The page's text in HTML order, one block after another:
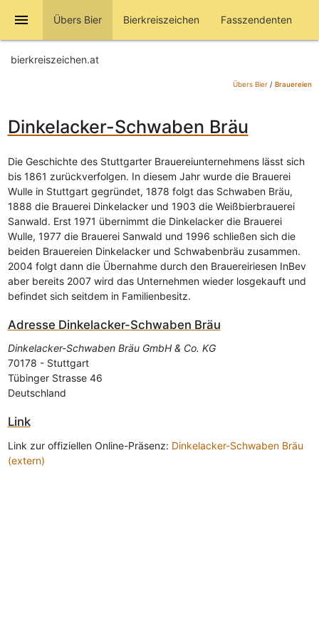
menu Übers Bier Bierkreiszeichen Fasszendenten
bierkreiszeichen.at
Übers Bier/ Brauereien
Dinkelacker-Schwaben Bräu
Die Geschichte des Stuttgarter Brauereiunternehmens lässt sich
bis 1861 zurückverfolgen. In diesem Jahr wurde die Brauerei
Wulle in Stuttgart gegründet, 1878 folgt das Schwaben Bräu,
1888 die Brauerei Dinkelacker und 1903 die Weißbierbrauerei
Sanwald. Erst 1971 übernimmt die Dinkelacker die Brauerei
Wulle, 1977 die Brauerei Sanwald und 1996 schließen sich die
beiden Brauereien Dinkelacker und Schwabenbräu zusammen.
2004 folgt dann die Übernahme durch den Brauereiriesen InBev
aber bereits 2007 wird das Unternehmen wieder losgekauft und
befindet sich seitdem in Familienbesitz.
Adresse Dinkelacker-Schwaben Bräu
Dinkelacker-Schwaben Bräu GmbH & Co. KG
70178 - Stuttgart
Tübinger Strasse 46
Deutschland
Link
Link zur offiziellen Online-Präsenz: Dinkelacker-Schwaben Bräu
(extern)